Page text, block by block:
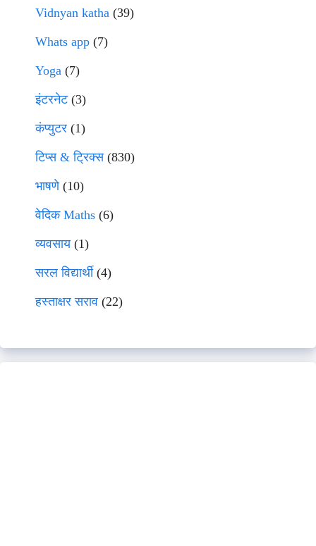
Vidnyan katha (39)
Whats app (7)
Yoga (7)
इंटरनेट(3)
कंप्युटर (1)
टिप्स & ट्रिक्स(830)
भाषणे(10)
वेदिक Maths (6)
व्यवसाय(1)
सरल विद्यार्थी(4)
हस्ताक्षर सराव (22)